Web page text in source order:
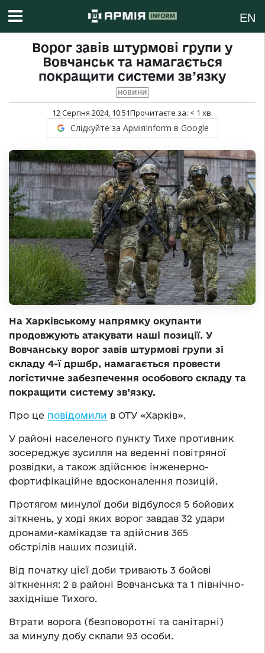
EN
Ворог завів штурмові групи у
Вовчанськ та намагається
покращити системи зв’язку
НОВИНИ
12 Серпня 2024, 10:51Прочитаєте за: < 1 хв.
Слідкуйте за АрміяInform в Google
На Харківському напрямку окупанти
продовжують атакувати наші позиції. У
Вовчанську ворог завів штурмові групи зі
складу 4-ї дршбр, намагається провести
логістичне забезпечення особового складу та
покращити систему зв’язку.
Про це повідомили в ОТУ «Харків».
У районі населеного пункту Тихе противник
зосереджує зусилля на веденні повітряної
розвідки, а також здійснює інженерно-
фортифікаційне вдосконалення позицій.
Протягом минулої доби відбулося 5 бойових
зіткнень, у ході яких ворог завдав 32 удари
дронами-камікадзе та здійснив 365
обстрілів наших позицій.
Від початку цієї доби тривають 3 бойові
зіткнення: 2 в районі Вовчанська та 1 північно-
західніше Тихого.
Втрати ворога (безповоротні та санітарні)
за минулу добу склали 93 особи.